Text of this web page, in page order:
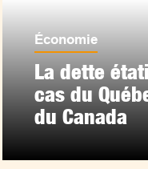
Économie
La dette
cas du
du Canada